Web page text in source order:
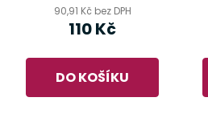
90,91 Kč bez DPH
110 Kč
DO KOŠÍKU